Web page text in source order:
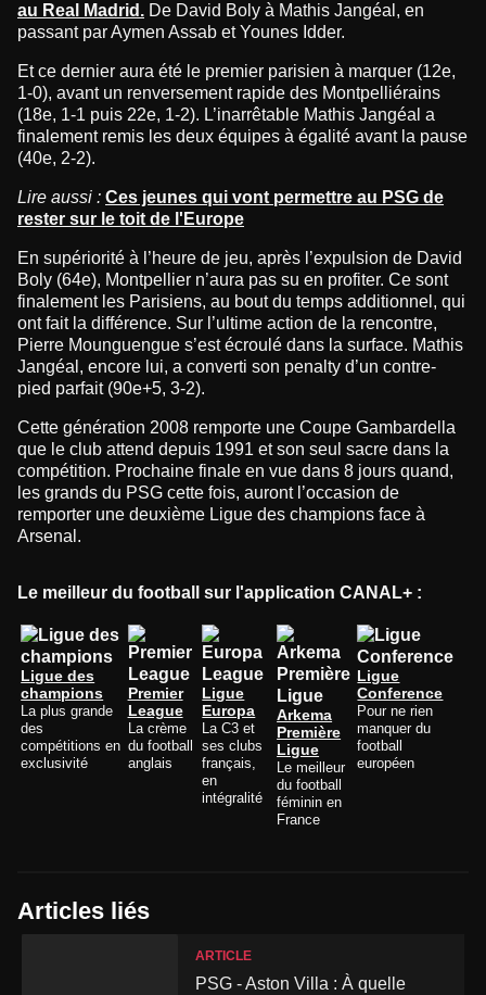
au Real Madrid. De David Boly à Mathis Jangéal, en
passant par Aymen Assab et Younes Idder.
Et ce dernier aura été le premier parisien à marquer (12e,
1-0), avant un renversement rapide des Montpelliérains
(18e, 1-1 puis 22e, 1-2). L’inarrêtable Mathis Jangéal a
finalement remis les deux équipes à égalité avant la pause
(40e, 2-2).
Lire aussi : Ces jeunes qui vont permettre au PSG de
rester sur le toit de l'Europe
En supériorité à l’heure de jeu, après l’expulsion de David
Boly (64e), Montpellier n’aura pas su en profiter. Ce sont
finalement les Parisiens, au bout du temps additionnel, qui
ont fait la différence. Sur l’ultime action de la rencontre,
Pierre Mounguengue s’est écroulé dans la surface. Mathis
Jangéal, encore lui, a converti son penalty d’un contre-
pied parfait (90e+5, 3-2).
Cette génération 2008 remporte une Coupe Gambardella
que le club attend depuis 1991 et son seul sacre dans la
compétition. Prochaine finale en vue dans 8 jours quand,
les grands du PSG cette fois, auront l’occasion de
remporter une deuxième Ligue des champions face à
Arsenal.
Le meilleur du football sur l'application CANAL+ :
Ligue des
champions
La plus grande
des
compétitions en
exclusivité
Premier
League
La crème
du football
anglais
Ligue
Europa
La C3 et
ses clubs
français,
en
intégralité
Arkema
Première
Ligue
Le meilleur
du football
féminin en
France
Ligue
Conference
Pour ne rien
manquer du
football
européen
Articles liés
ARTICLE
PSG - Aston Villa : À quelle